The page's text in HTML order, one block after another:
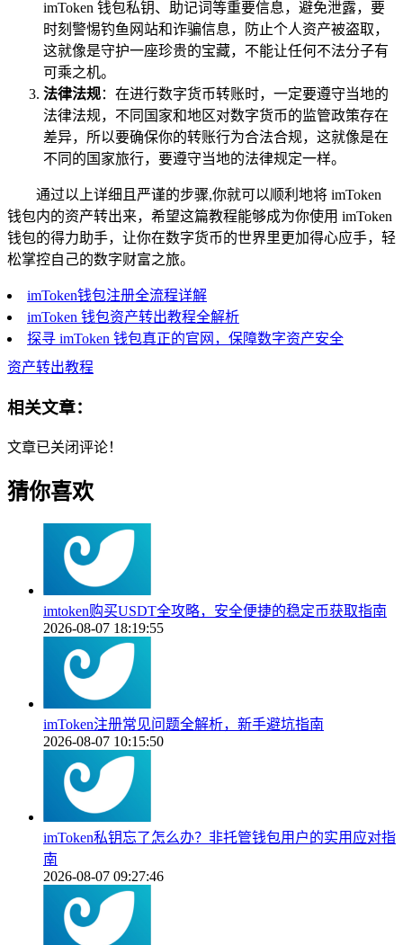
imToken 钱包私钥、助记词等重要信息，避免泄露，要
时刻警惕钓鱼网站和诈骗信息，防止个人资产被盗取，
这就像是守护一座珍贵的宝藏，不能让任何不法分子有
可乘之机。
法律法规：在进行数字货币转账时，一定要遵守当地的
法律法规，不同国家和地区对数字货币的监管政策存在
差异，所以要确保你的转账行为合法合规，这就像是在
不同的国家旅行，要遵守当地的法律规定一样。
通过以上详细且严谨的步骤,你就可以顺利地将 imToken
钱包内的资产转出来，希望这篇教程能够成为你使用 imToken
钱包的得力助手，让你在数字货币的世界里更加得心应手，轻
松掌控自己的数字财富之旅。
imToken钱包注册全流程详解
imToken 钱包资产转出教程全解析
探寻 imToken 钱包真正的官网，保障数字资产安全
资产转出教程
相关文章：
文章已关闭评论！
猜你喜欢
imtoken购买USDT全攻略，安全便捷的稳定币获取指南
2026-08-07 18:19:55
imToken注册常见问题全解析，新手避坑指南
2026-08-07 10:15:50
imToken私钥忘了怎么办？非托管钱包用户的实用应对指
南
2026-08-07 09:27:46